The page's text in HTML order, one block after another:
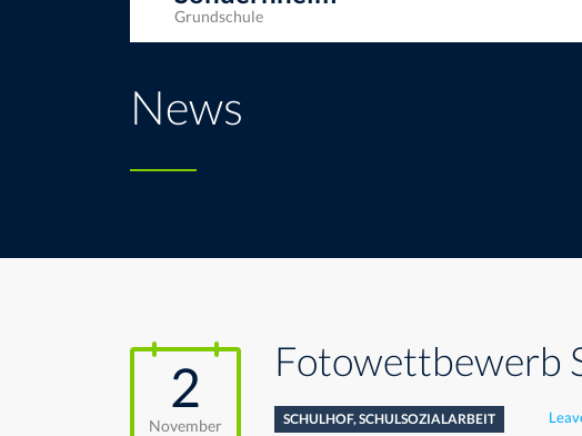
Grundschule
Gottfried-Tulla-Schule Sondernheim
News
2
November
Fotowettbewerb
SCHULHOF,SCHULSOZIALARBEIT